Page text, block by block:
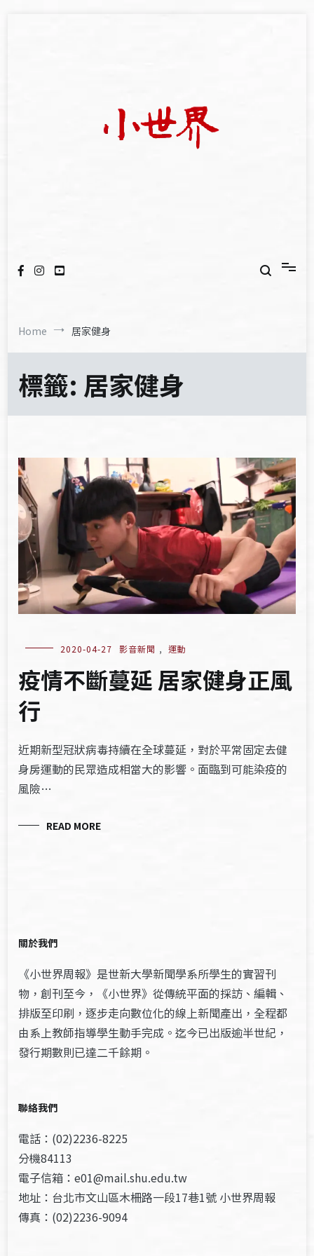
Home 居家健身
標籤: 居家健身
2020-04-27 影音新聞 , 運動
疫情不斷蔓延 居家健身正風
行
近期新型冠狀病毒持續在全球蔓延，對於平常固定去健
身房運動的民眾造成相當大的影響。面臨到可能染疫的
風險…
READ MORE
關於我們
《小世界周報》是世新大學新聞學系所學生的實習刊
物，創刊至今，《小世界》從傳統平面的採訪、編輯、
排版至印刷，逐步走向數位化的線上新聞產出，全程都
由系上教師指導學生動手完成。迄今已出版逾半世紀，
發行期數則已達二千餘期。
聯絡我們
電話：(02)2236-8225
分機84113
電子信箱：e01@mail.shu.edu.tw
地址：台北市文山區木柵路一段17巷1號 小世界周報
傳真：(02)2236-9094